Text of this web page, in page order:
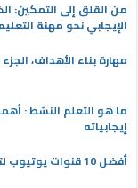
من القلق إلى التمكين:
الإيجابي نحو مهنة
مهارة بناء الأهداف،
ما هو التعلم النشط :
إيجابياته
أفضل 10 قنوات يوتيوب لتعليم اللغة العربية للأطفال